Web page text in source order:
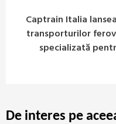
Captrain Italia
transporturilor
specializată
De interes pe